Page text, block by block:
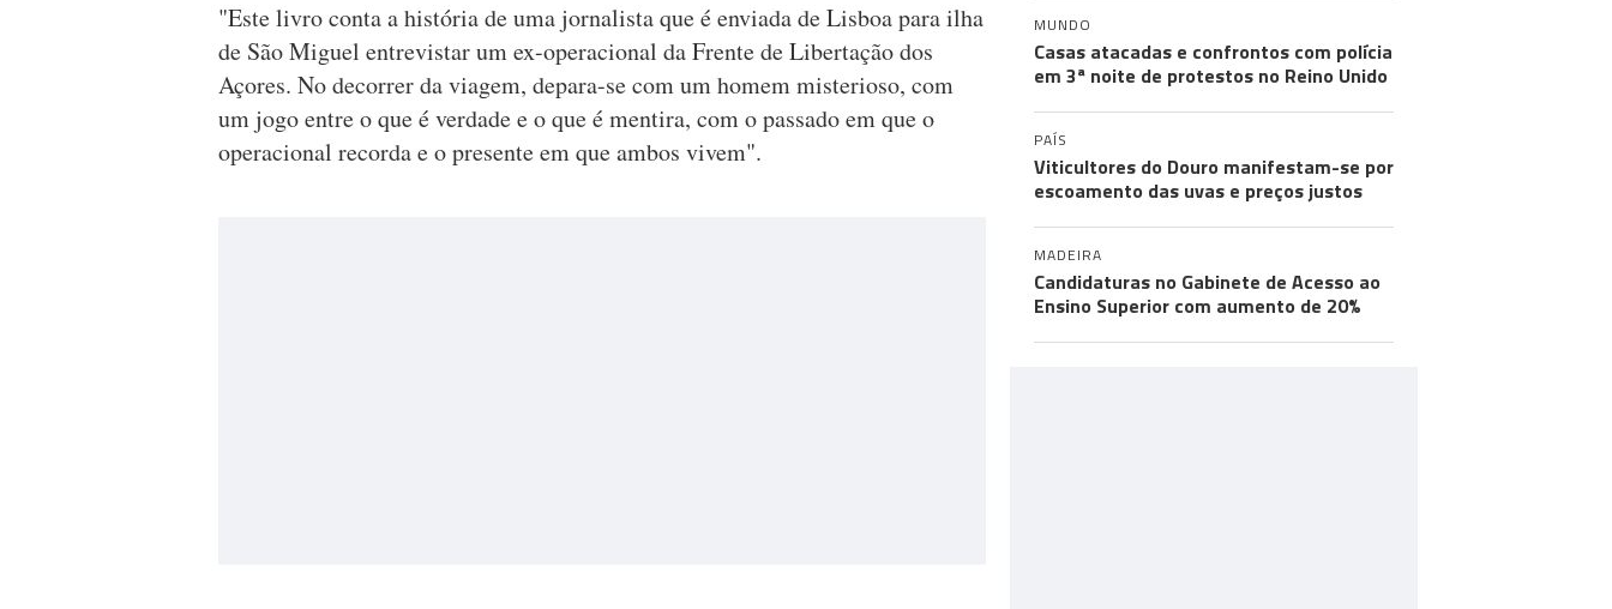
"Este livro conta a história de uma jornalista que é enviada de Lisboa para ilha
de São Miguel entrevistar um ex-operacional da Frente de Libertação dos
Açores. No decorrer da viagem, depara-se com um homem misterioso, com
um jogo entre o que é verdade e o que é mentira, com o passado em que o
operacional recorda e o presente em que ambos vivem".
MUNDO
Casas atacadas e confrontos com polícia
em 3ª noite de protestos no Reino Unido
PAÍS
Viticultores do Douro manifestam-se por
escoamento das uvas e preços justos
MADEIRA
Candidaturas no Gabinete de Acesso ao
Ensino Superior com aumento de 20%